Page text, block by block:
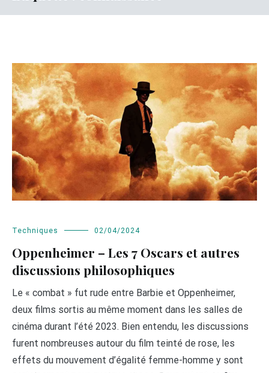
Techniques 02/04/2024
Oppenheimer – Les 7 Oscars et autres
discussions philosophiques
Le « combat » fut rude entre Barbie et Oppenheimer,
deux films sortis au même moment dans les salles de
cinéma durant l’été 2023. Bien entendu, les discussions
furent nombreuses autour du film teinté de rose, les
effets du mouvement d’égalité femme-homme y sont